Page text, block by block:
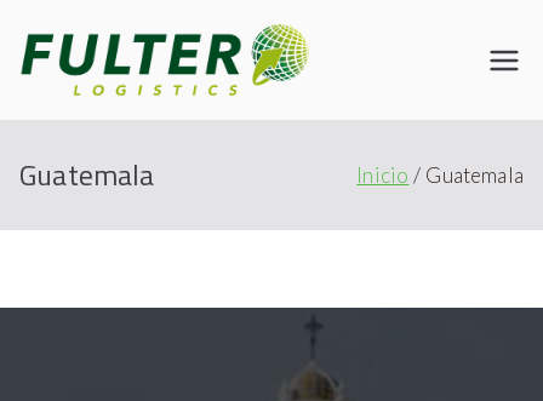
Connecting the World
Guatemala Inicio Guatemala